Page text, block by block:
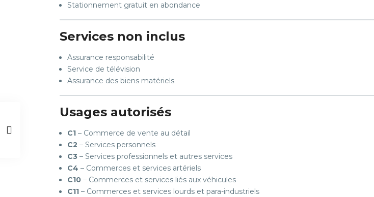
Stationnement gratuit en abondance
Services non inclus
Assurance responsabilité
Service de télévision
Assurance des biens matériels
Usages autorisés
C1 – Commerce de vente au détail
C2 – Services personnels
C3 – Services professionnels et autres services
C4 – Commerces et services artériels
C10 – Commerces et services liés aux véhicules
C11 – Commerces et services lourds et para-industriels